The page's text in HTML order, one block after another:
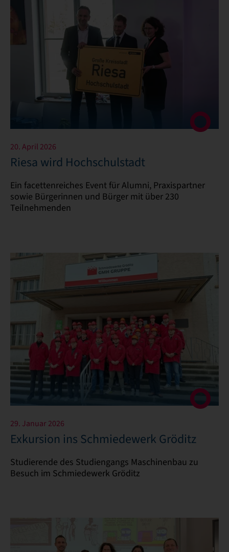
20. April 2026
Riesa wird Hochschulstadt
Ein facettenreiches Event für Alumni, Praxispartner
sowie Bürgerinnen und Bürger mit über 230
Teilnehmenden
29. Januar 2026
Exkursion ins Schmiedewerk Gröditz
Studierende des Studiengangs Maschinenbau zu
Besuch im Schmiedewerk Gröditz